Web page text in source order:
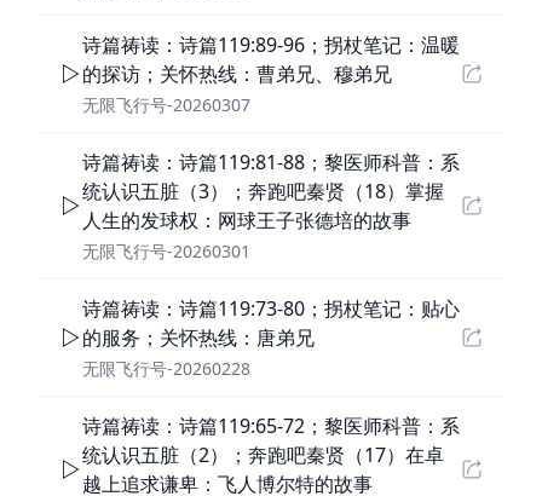
诗篇祷读：诗篇119:89-96；拐杖笔记：温暖
的探访；关怀热线：曹弟兄、穆弟兄
无限飞行号-20260307
诗篇祷读：诗篇119:81-88；黎医师科普：系
统认识五脏（3）；奔跑吧秦贤（18）掌握
人生的发球权：网球王子张德培的故事
无限飞行号-20260301
诗篇祷读：诗篇119:73-80；拐杖笔记：贴心
的服务；关怀热线：唐弟兄
无限飞行号-20260228
诗篇祷读：诗篇119:65-72；黎医师科普：系
统认识五脏（2）；奔跑吧秦贤（17）在卓
越上追求谦卑：飞人博尔特的故事